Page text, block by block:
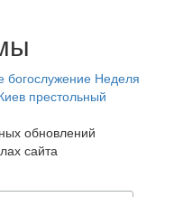
богослужение Неделя
престольный
обновлений
сайта